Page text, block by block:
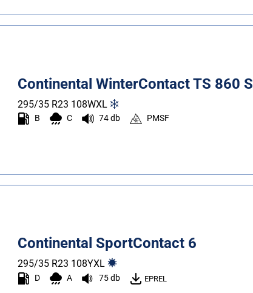
Continental WinterContact TS 860 S
295/35 R23 108WXL
B C 74 db PMSF
Continental SportContact 6
295/35 R23 108YXL
D A 75 db EPREL